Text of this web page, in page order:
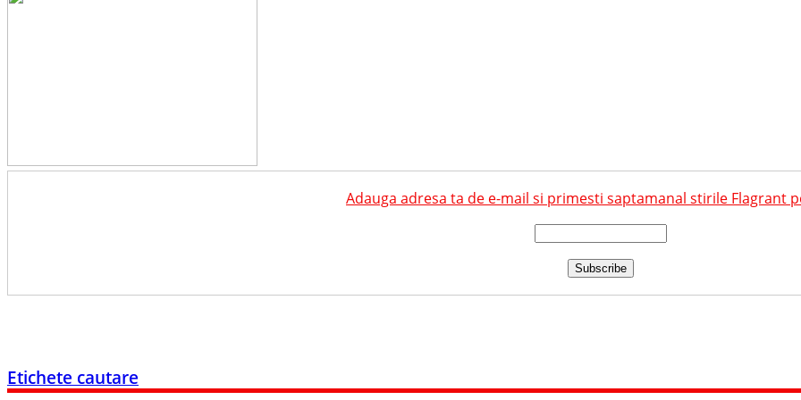
Adauga adresa ta de e-mail si primesti saptamanal stirile Flagrant
Etichete cautare